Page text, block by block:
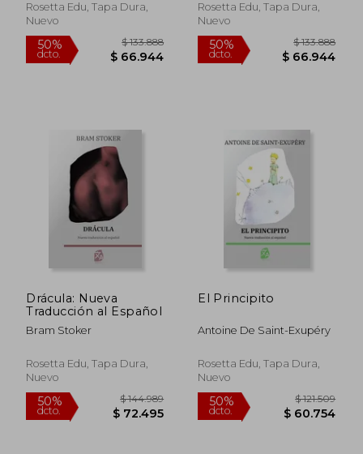
50%
dcto. $ 71.316
50%
dcto.
Rosetta Edu, Tapa Dura,
Nuevo
Bilingual Edition:
Inglés - Español
Rosetta Edu, Tapa Dura,
Nuevo
Drácula: Nueva
Traducción al Español
Bram Stoker
Rosetta Edu, Tapa Dura,
Nuevo
El Principito
Antoine De Saint-Exupéry
Rosetta Edu, Tapa Dura,
Nuevo